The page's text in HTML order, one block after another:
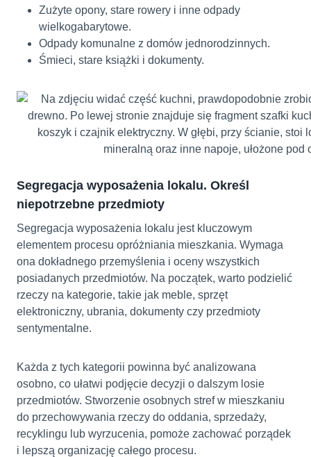
Zużyte opony, stare rowery i inne odpady
wielkogabarytowe.
Odpady komunalne z domów jednorodzinnych.
Śmieci, stare książki i dokumenty.
Segregacja wyposażenia lokalu. Określ
niepotrzebne przedmioty
Segregacja wyposażenia lokalu jest kluczowym
elementem procesu opróżniania mieszkania. Wymaga
ona dokładnego przemyślenia i oceny wszystkich
posiadanych przedmiotów. Na początek, warto podzielić
rzeczy na kategorie, takie jak meble, sprzęt
elektroniczny, ubrania, dokumenty czy przedmioty
sentymentalne.
Każda z tych kategorii powinna być analizowana
osobno, co ułatwi podjęcie decyzji o dalszym losie
przedmiotów. Stworzenie osobnych stref w mieszkaniu
do przechowywania rzeczy do oddania, sprzedaży,
recyklingu lub wyrzucenia, pomoże zachować porządek
i lepszą organizację całego procesu.